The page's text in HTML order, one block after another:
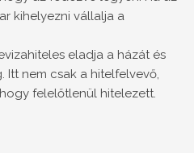
kihelyezni vállalja a
eladja a házát és
Itt nem csak a hitelfelvevő,
felelőtlenül hitelezett.